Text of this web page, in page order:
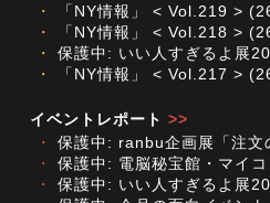
・
「NY情報」 < Vol.219 >
・
「NY情報」 < Vol.218 >
・
保護中: いい人すぎるよ展
・
「NY情報」 < Vol.217 >
イベントレポート >>
・
保護中: ranbu企画展「注文
・
保護中: 電脳秘宝館・マイコ
・
保護中: いい人すぎるよ展